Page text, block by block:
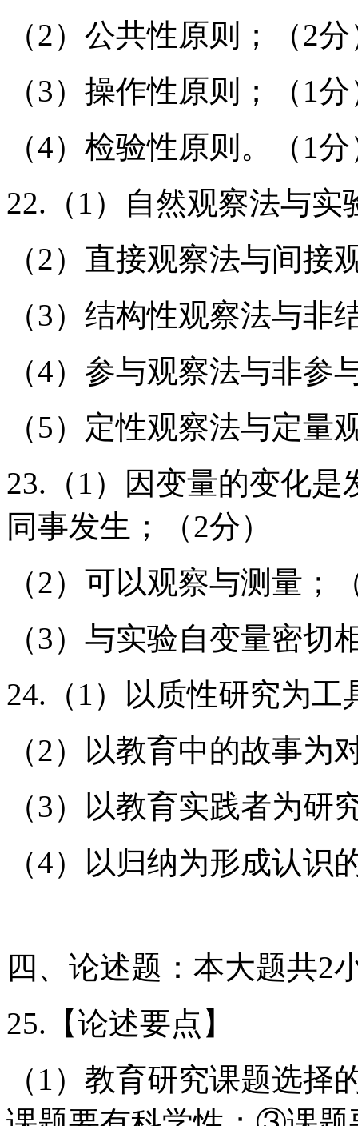
（2）公共性原则；（2
（3）操作性原则；（1
（4）检验性原则。（1
22.（1）自然观察法与实
（2）直接观察法与间接
（3）结构性观察法与非
（4）参与观察法与非参
（5）定性观察法与定量
23.（1）因变量的变化
同事发生；（2分）
（2）可以观察与测量；
（3）与实验自变量密切
24.（1）以质性研究为工
（2）以教育中的故事为
（3）以教育实践者为研
（4）以归纳为形成认识
四、论述题：本大题共2
25.【论述要点】
（1）教育研究课题选